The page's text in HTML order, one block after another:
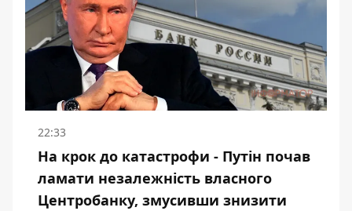
22:33
На крок до катастрофи - Путін почав
ламати незалежність власного
Центробанку, змусивши знизити